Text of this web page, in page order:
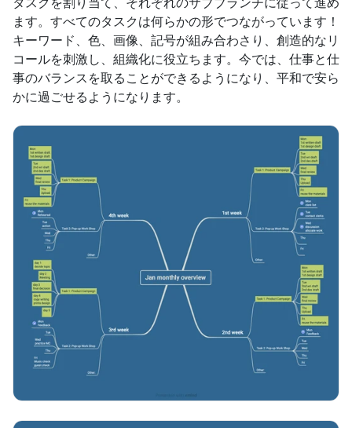
ます。すべてのタスクは何らかの形でつながっています！
キーワード、色、画像、記号が組み合わさり、創造的なリ
コールを刺激し、組織化に役立ちます。今では、仕事と仕
事のバランスを取ることができるようになり、平和で安ら
かに過ごせるようになります。